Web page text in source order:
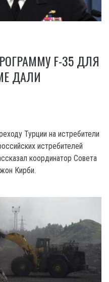
F-35 ДЛЯ
ДАЛИ
Турции на истребители
истребителей
координатор Совета
Кирби.